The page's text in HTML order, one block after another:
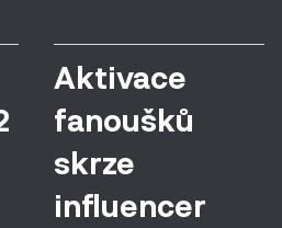
Aktivace
fanoušků
skrze
influencer